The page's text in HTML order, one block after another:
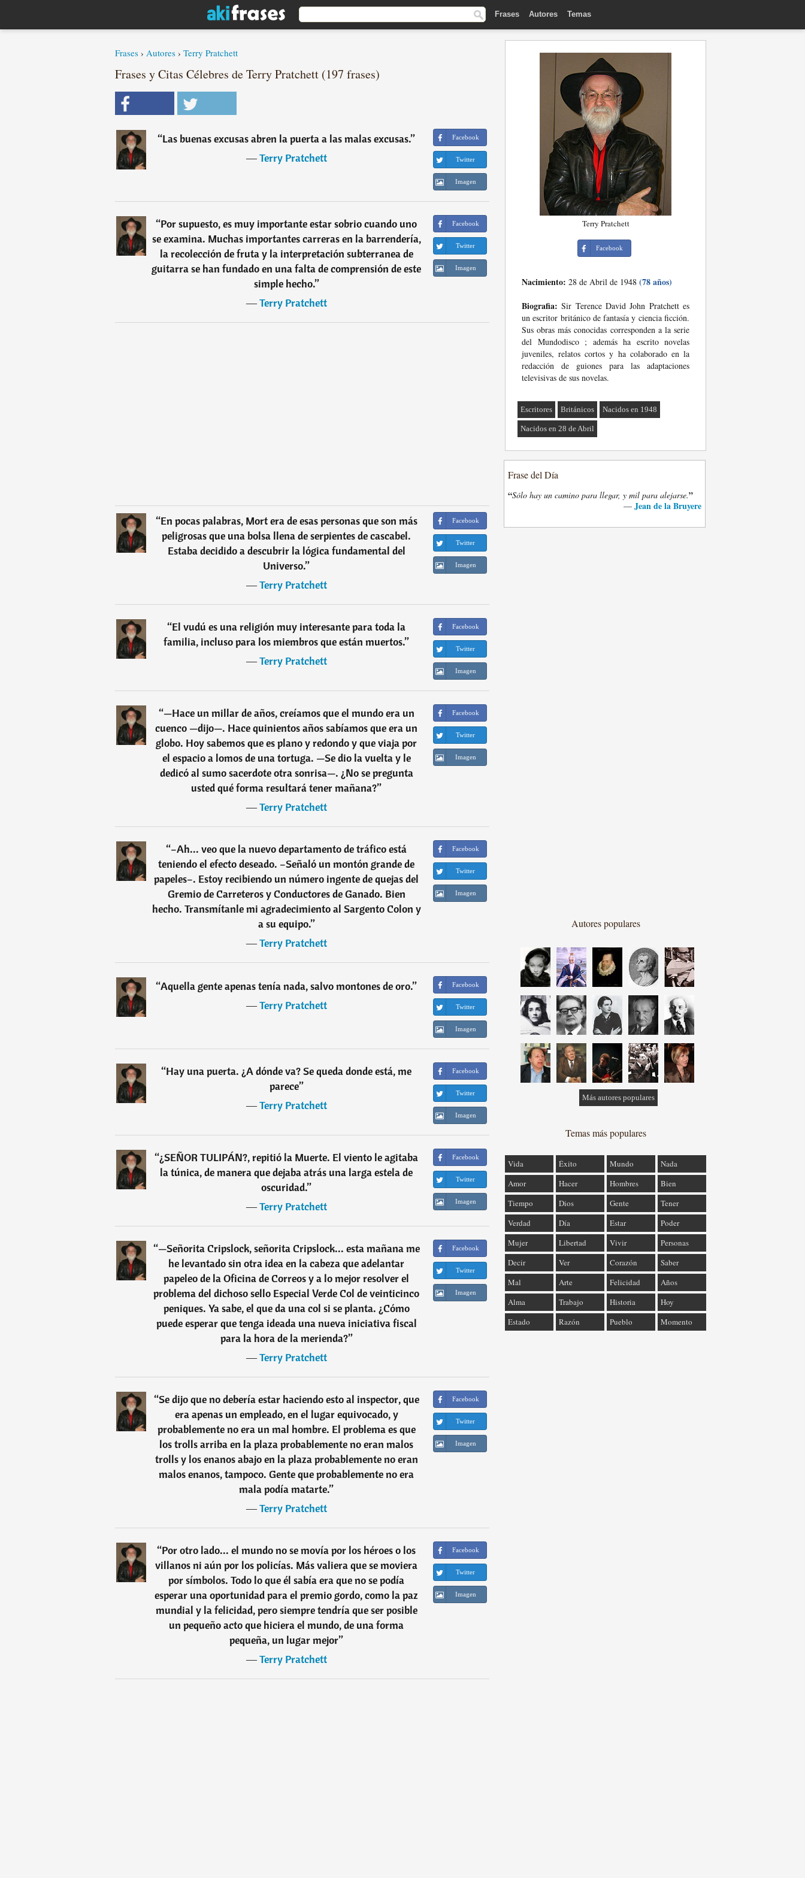
Frases Autores Temas
Frases › Autores › Terry Pratchett
Frases y Citas Célebres de Terry Pratchett (197 frases)
“Las buenas excusas abren la puerta a las malas excusas.”
―Terry Pratchett
Facebook
Twitter
Imagen
“Por supuesto, es muy importante estar sobrio cuando uno
se examina. Muchas importantes carreras en la barrendería,
la recolección de fruta y la interpretación subterranea de
guitarra se han fundado en una falta de comprensión de este
simple hecho.”
―Terry Pratchett
Facebook
Twitter
Imagen
“En pocas palabras, Mort era de esas personas que son más
peligrosas que una bolsa llena de serpientes de cascabel.
Estaba decidido a descubrir la lógica fundamental del
Universo.”
―Terry Pratchett
Facebook
Twitter
Imagen
“El vudú es una religión muy interesante para toda la
familia, incluso para los miembros que están muertos.”
―Terry Pratchett
Facebook
Twitter
Imagen
“—Hace un millar de años, creíamos que el mundo era un
cuenco —dijo—. Hace quinientos años sabíamos que era un
globo. Hoy sabemos que es plano y redondo y que viaja por
el espacio a lomos de una tortuga. —Se dio la vuelta y le
dedicó al sumo sacerdote otra sonrisa—. ¿No se pregunta
usted qué forma resultará tener mañana?”
―Terry Pratchett
Facebook
Twitter
Imagen
“–Ah... veo que la nuevo departamento de tráfico está
teniendo el efecto deseado. –Señaló un montón grande de
papeles–. Estoy recibiendo un número ingente de quejas del
Gremio de Carreteros y Conductores de Ganado. Bien
hecho. Transmítanle mi agradecimiento al Sargento Colon y
a su equipo.”
―Terry Pratchett
Facebook
Twitter
Imagen
“Aquella gente apenas tenía nada, salvo montones de oro.”
―Terry Pratchett
Facebook
Twitter
Imagen
“Hay una puerta. ¿A dónde va? Se queda donde está, me
parece”
―Terry Pratchett
Facebook
Twitter
Imagen
“¿SEÑOR TULIPÁN?, repitió la Muerte. El viento le agitaba
la túnica, de manera que dejaba atrás una larga estela de
oscuridad.”
―Terry Pratchett
Facebook
Twitter
Imagen
“—Señorita Cripslock, señorita Cripslock... esta mañana me
he levantado sin otra idea en la cabeza que adelantar
papeleo de la Oficina de Correos y a lo mejor resolver el
problema del dichoso sello Especial Verde Col de veinticinco
peniques. Ya sabe, el que da una col si se planta. ¿Cómo
puede esperar que tenga ideada una nueva iniciativa fiscal
para la hora de la merienda?”
―Terry Pratchett
Facebook
Twitter
Imagen
“Se dijo que no debería estar haciendo esto al inspector, que
era apenas un empleado, en el lugar equivocado, y
probablemente no era un mal hombre. El problema es que
los trolls arriba en la plaza probablemente no eran malos
trolls y los enanos abajo en la plaza probablemente no eran
malos enanos, tampoco. Gente que probablemente no era
mala podía matarte.”
―Terry Pratchett
Facebook
Twitter
Imagen
“Por otro lado... el mundo no se movía por los héroes o los
villanos ni aún por los policías. Más valiera que se moviera
por símbolos. Todo lo que él sabía era que no se podía
esperar una oportunidad para el premio gordo, como la paz
mundial y la felicidad, pero siempre tendría que ser posible
un pequeño acto que hiciera el mundo, de una forma
pequeña, un lugar mejor”
―Terry Pratchett
Facebook
Twitter
Imagen
Terry Pratchett
Facebook
Nacimiento: 28 de Abril de 1948 (78 años)
Biografia: Sir Terence David John Pratchett es
un escritor británico de fantasía y ciencia ficción.
Sus obras más conocidas corresponden a la serie
del Mundodisco ; además ha escrito novelas
juveniles, relatos cortos y ha colaborado en la
redacción de guiones para las adaptaciones
televisivas de sus novelas.
Escritores Británicos Nacidos en 1948
Nacidos en 28 de Abril
Frase del Día
“Sólo hay un camino para llegar, y mil para alejarse.”
— Jean de la Bruyere
Autores populares
Más autores populares
Temas más populares
Vida Éxito Mundo
Nada
Amor
Hacer Hombres
Bien
Tiempo
Dios Gente
Tener
Verdad
Día Estar
Poder
Mujer
Libertad Vivir
Personas
Decir
Ver Corazón
Saber
Mal
Arte Felicidad
Años
Alma
Trabajo Historia
Hoy
Estado
Razón Pueblo Momento